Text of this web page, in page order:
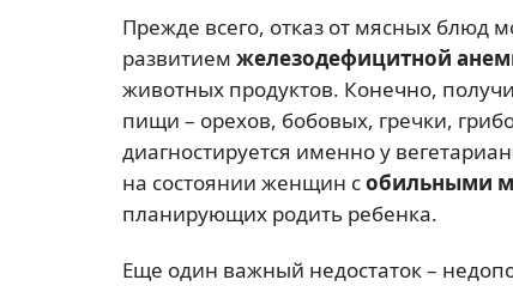
Прежде всего, отказ от мясных блюд
развитием железодефицитной
животных продуктов. Конечно,
пищи – орехов, бобовых, гречки,
диагностируется именно у
на состоянии женщин собильными
планирующих родить ребенка.
Еще один важный недостаток –